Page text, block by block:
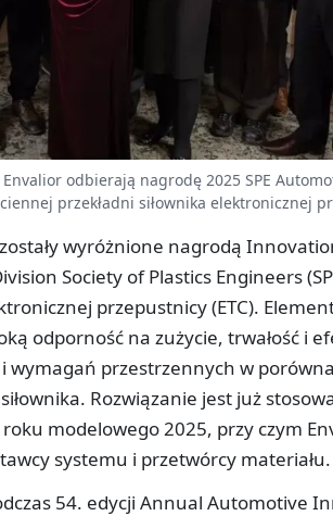
odbierają nagrodę 2025 SPE
przekładni siłownika elektronicznej
wyróżnione nagrodą
Society of Plastics Engineers
przepustnicy (ETC).
odporność na zużycie, trwałość i
wymagań przestrzennych w
Rozwiązanie jest już
modelowego 2025, przy czym
systemu i przetwórcy materiału.
54. edycji Annual Automotive